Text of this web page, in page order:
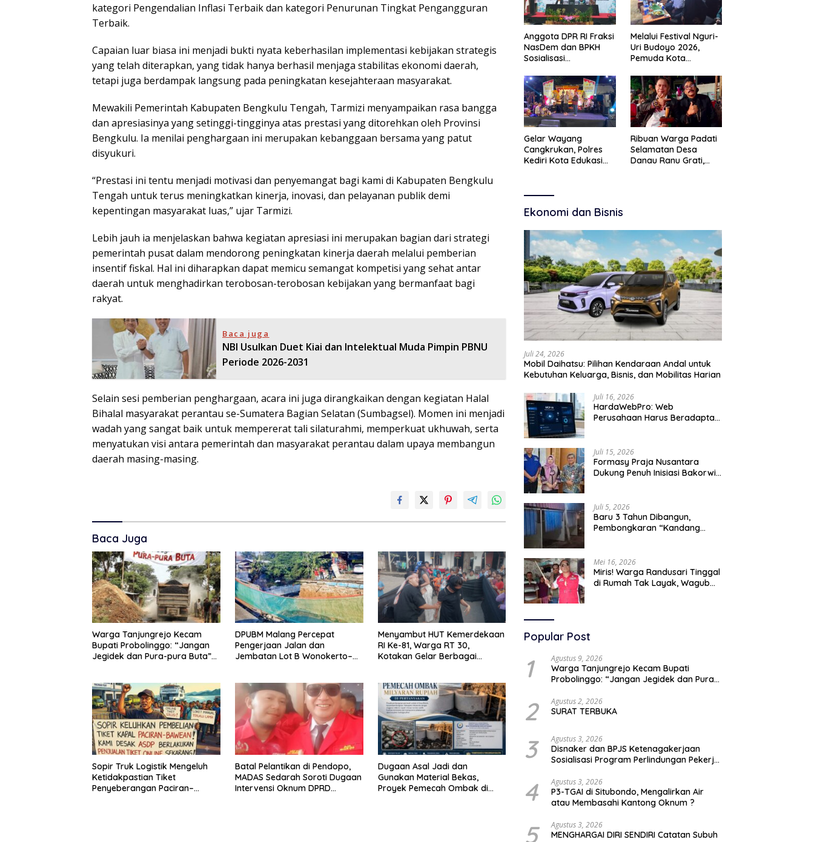
kategori Pengendalian Inflasi Terbaik dan kategori Penurunan Tingkat Pengangguran
Terbaik.
Capaian luar biasa ini menjadi bukti nyata keberhasilan implementasi kebijakan strategis
yang telah diterapkan, yang tidak hanya berhasil menjaga stabilitas ekonomi daerah,
tetapi juga berdampak langsung pada peningkatan kesejahteraan masyarakat.
Mewakili Pemerintah Kabupaten Bengkulu Tengah, Tarmizi menyampaikan rasa bangga
dan apresiasinya yang setinggi-tingginya atas prestasi yang ditorehkan oleh Provinsi
Bengkulu. Ia menilai penghargaan ini merupakan kebanggaan bersama yang patut
disyukuri.
“Prestasi ini tentu menjadi motivasi dan penyemangat bagi kami di Kabupaten Bengkulu
Tengah untuk terus meningkatkan kinerja, inovasi, dan pelayanan publik demi
kepentingan masyarakat luas,” ujar Tarmizi.
Lebih jauh ia menjelaskan bahwa kegiatan apresiasi ini merupakan bagian dari strategi
pemerintah pusat dalam mendorong peningkatan kinerja daerah melalui pemberian
insentif fiskal. Hal ini diharapkan dapat memicu semangat kompetisi yang sehat antar
daerah untuk menghadirkan terobosan-terobosan kebijakan yang bermanfaat bagi
rakyat.
Baca juga
NBI Usulkan Duet Kiai dan Intelektual Muda Pimpin PBNU
Periode 2026-2031
Selain sesi pemberian penghargaan, acara ini juga dirangkaikan dengan kegiatan Halal
Bihalal masyarakat perantau se-Sumatera Bagian Selatan (Sumbagsel). Momen ini menjadi
wadah yang sangat baik untuk mempererat tali silaturahmi, memperkuat ukhuwah, serta
menyatukan visi antara pemerintah dan masyarakat perantau dalam upaya membangun
daerah masing-masing.
Baca Juga
Warga Tanjungrejo Kecam
Bupati Probolinggo: “Jangan
Jegidek dan Pura-pura Buta”
DPUBM Malang Percepat
Pengerjaan Jalan dan
Jembatan Lot B Wonokerto–
Menyambut HUT Kemerdekaan
RI Ke-81, Warga RT 30,
Kotakan Gelar Berbagai
Sopir Truk Logistik Mengeluh
Ketidakpastian Tiket
Penyeberangan Paciran–
Batal Pelantikan di Pendopo,
MADAS Sedarah Soroti Dugaan
Intervensi Oknum DPRD
Dugaan Asal Jadi dan
Gunakan Material Bekas,
Proyek Pemecah Ombak di
Anggota DPR RI Fraksi
NasDem dan BPKH
Sosialisasi
Transparan
Melalui Festival Nguri-
Uri Budoyo 2026,
Pemuda Kota
Karakter Kebudayaan
dan Bebas Narkoba
Gelar Wayang
Cangkrukan, Polres
Kediri Kota Edukasi
Ribuan Warga Padati
Selamatan Desa
Danau Ranu Grati,
Ekonomi dan Bisnis
Juli 24, 2026
Mobil Daihatsu: Pilihan Kendaraan Andal untuk
Kebutuhan Keluarga, Bisnis, dan Mobilitas Harian
Juli 16, 2026
HardaWebPro: Web
Perusahaan Harus Beradaptasi
Operasional
Juli 15, 2026
Formasy Praja Nusantara
Dukung Penuh Inisiasi Bakorwil
Juli 5, 2026
Baru 3 Tahun Dibangun,
Pembongkaran “Kandang
Mei 16, 2026
Miris! Warga Randusari Tinggal
di Rumah Tak Layak, Wagub
Popular Post
1 Agustus 9, 2026
Warga Tanjungrejo Kecam Bupati
Probolinggo: “Jangan Jegidek dan Pura-
Dihajar Tambang
2 Agustus 2, 2026
SURAT TERBUKA
3 Agustus 3, 2026
Disnaker dan BPJS Ketenagakerjaan
Sosialisasi Program Perlindungan Pekerja
4 Agustus 3, 2026
P3-TGAI di Situbondo, Mengalirkan Air
atau Membasahi Kantong Oknum ?
5 Agustus 3, 2026
MENGHARGAI DIRI SENDIRI Catatan Subuh